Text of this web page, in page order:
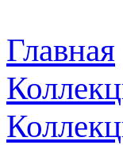
Главная